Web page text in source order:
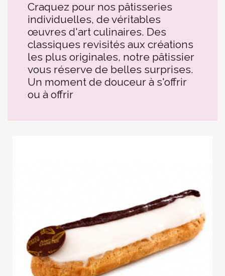
Craquez pour nos pâtisseries
individuelles, de véritables
œuvres d'art culinaires. Des
classiques revisités aux créations
les plus originales, notre pâtissier
vous réserve de belles surprises.
Un moment de douceur à s'offrir
ou à offrir